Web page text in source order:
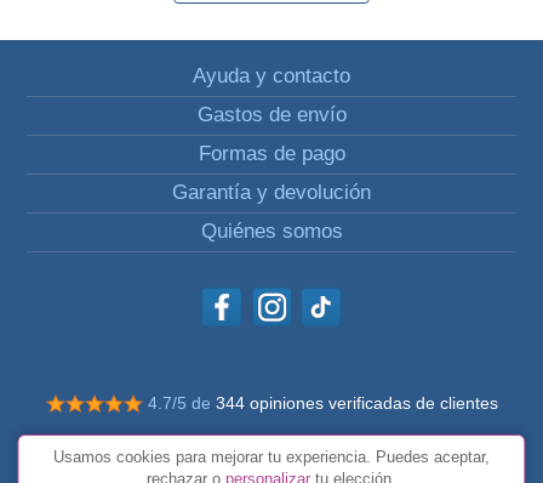
Ayuda y contacto
Gastos de envío
Formas de pago
Garantía y devolución
Quiénes somos
4.7/5 de 344 opiniones verificadas de clientes
© Todos los derechos reservados Impulsivos
Condiciones generales
Usamos cookies para mejorar tu experiencia. Puedes aceptar,
rechazar o personalizar tu elección.